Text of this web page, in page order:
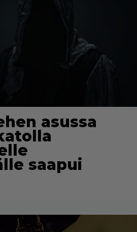
asussa
saapui